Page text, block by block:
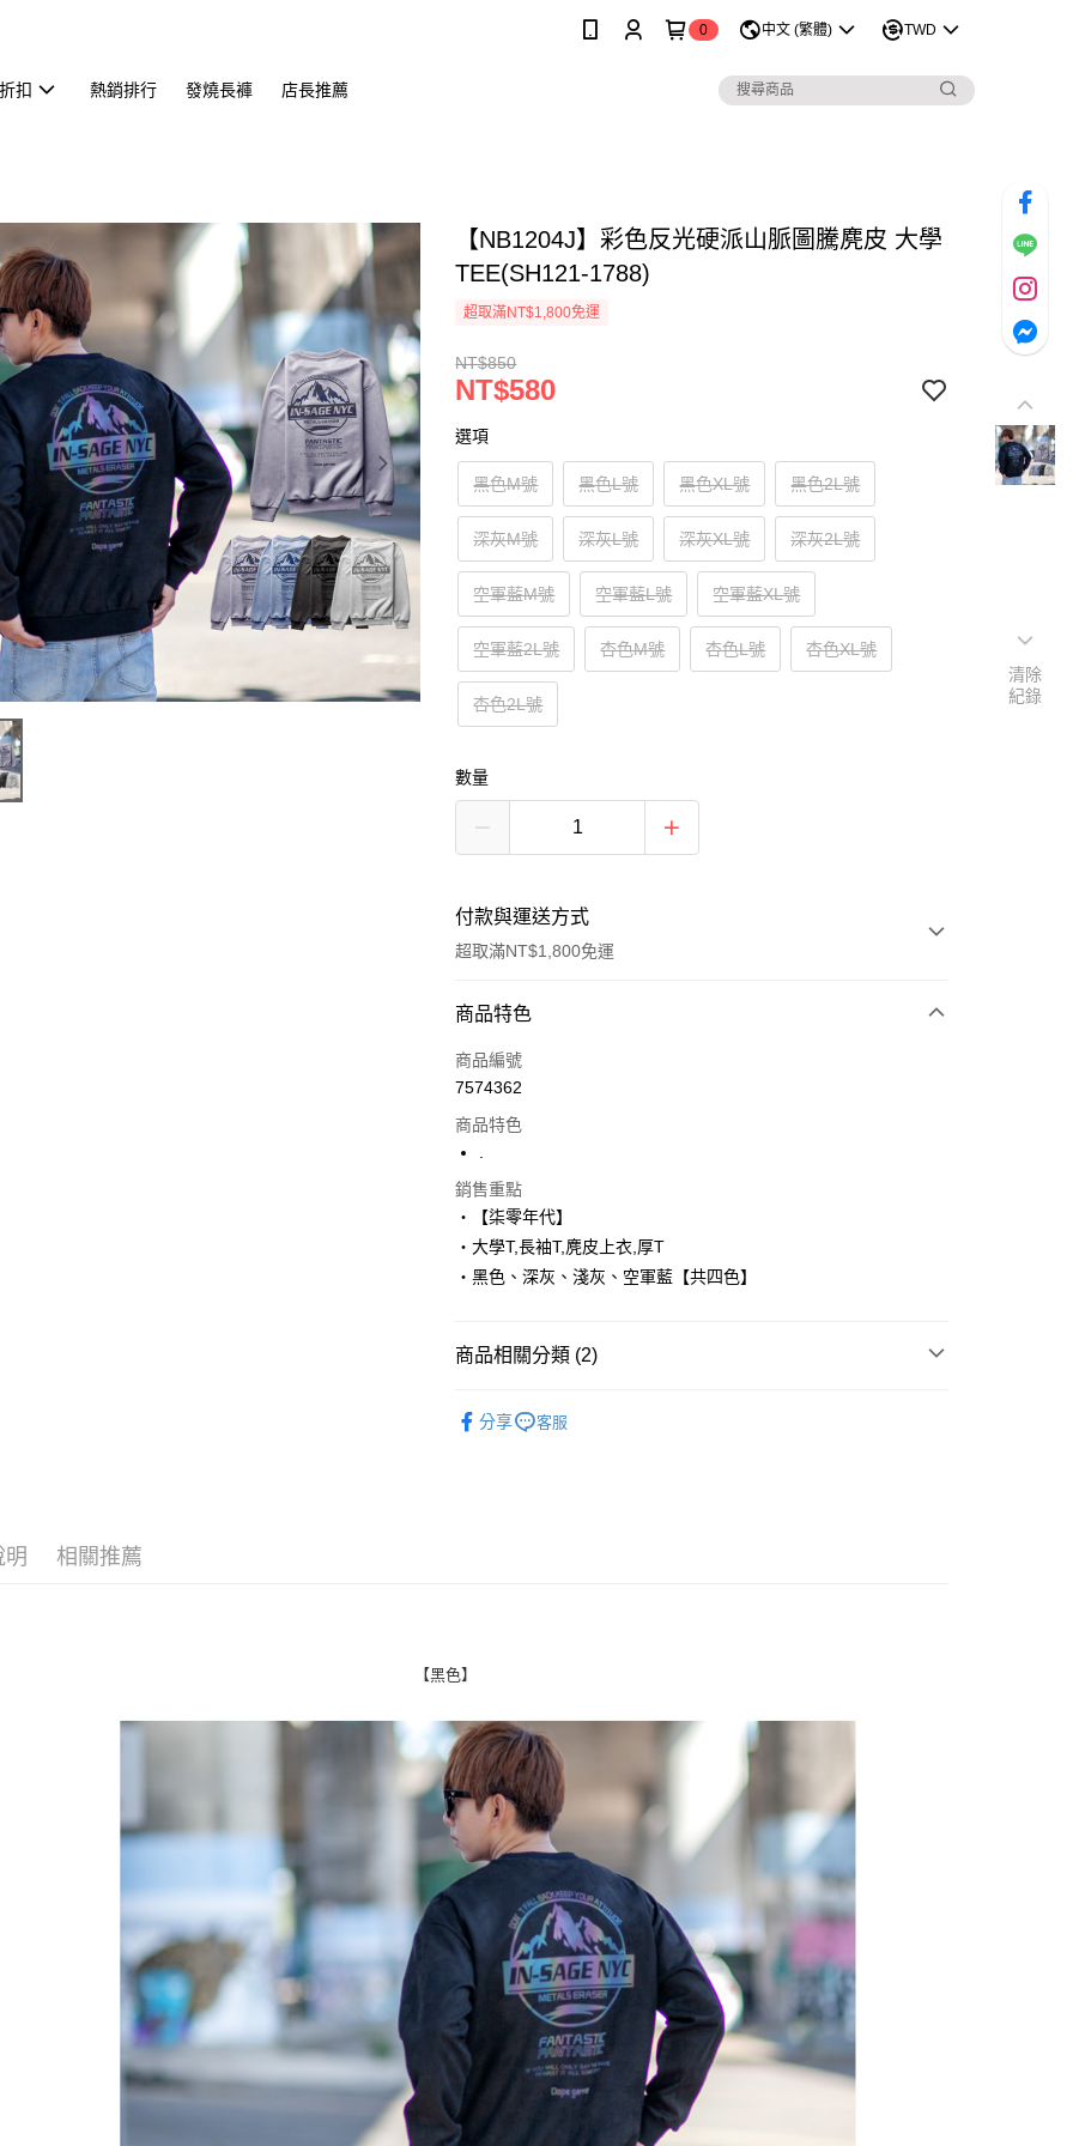
0 中文 (繁體) TWD
扣 熱銷排行 發燒長褲 店長推薦
【NB1204J】彩色反光硬派山脈圖騰麂皮 大學
TEE(SH121-1788)
超取滿NT$1,800免運
NT$850
NT$580
選項
黑色M號 黑色L號 黑色XL號 黑色2L號
深灰M號 深灰L號 深灰XL號 深灰2L號
空軍藍M號 空軍藍L號 空軍藍XL號
空軍藍2L號 杏色M號 杏色L號 杏色XL號
杏色2L號
數量
付款與運送方式
超取滿NT$1,800免運
付款方式
信用卡一次付款
Apple Pay
悠遊付
AFTEE先享後付
【關於「AFTEE先享後付」】
絡購買商品的店家。未經商家同意取消之訂單仍視為有效，需透過AFTEE
先享後付繳納相關費用。
※ 交易是否成功請以「AFTEE先享後付 」之結帳頁面顯示為準，若有關於
是否繳費成功／繳費後需取消欲退款等相關疑問，請聯繫「AFTEE先享後
付客戶支援中心」
https://netprotections.freshdesk.com/support/home
【注意事項】
１．透過由恩沛科技股份有限公司提供之「AFTEE先享後付」服務完成之
交易，需依本服務之必要範圍內提供個人資料，並將交易相關給付款項請
求債權轉讓予恩沛科技股份有限公司。
２．關於個人資料處理事宜，請瀏覽以下網址：
https://aftee.tw/terms/#terms3
３．未成年的使用者請事先徵得法定代理人或監護人之同意方可使用
「AFTEE先享後付」，若未經同意申辦者引起之損失，本公司不負相關責
任。
４．使用「AFTEE先享後付」時，將依據個別帳號之用戶狀況，依本公司
即時審查核予不同之上限額度；若仍有額度不足之情形，本公司將視審查
結果請求用戶進行身份認證。
５．嚴禁一人註冊多個帳號或使用他人資訊註冊。若發現惡意使用之情
形，恩沛科技股份有限公司將有權停止該用戶之使用額度並採取法律行
ATM付款
每筆NT$80，滿NT$1,800(含以上)免運費
每筆NT$80，滿NT$1,800(含以上)免運費
先付款後7-11取貨
每筆NT$80，滿NT$1,800(含以上)免運費
宅配
每筆NT$120，滿NT$3,000(含以上)免運費
商品特色
商品編號
7574362
商品特色
銷售重點
‧【柒零年代】
‧大學T,長袖T,麂皮上衣,厚T
‧黑色、深灰、淺灰、空軍藍【共四色】
商品相關分類 (2)
分享 客服
明 相關推薦
【黑色】
清除
紀錄